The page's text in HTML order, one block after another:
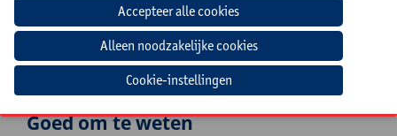
(Zorg)leerkrachten, zorgcoördinatoren en
leerondersteuners uit het (buitengewoon)
kleuteronderwijs. Ook onderwijsprofessionals uit de
1ste graad van het (buitengewoon) lager onderwijs
Goed om te weten
Cookie-instellingen